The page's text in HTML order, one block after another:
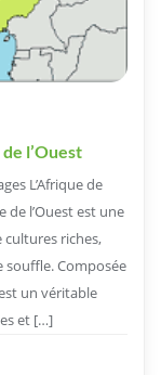
l’Ouest
L’Afrique de
de l’Ouest est une
cultures riches,
souffle. Composée
un véritable
et […]